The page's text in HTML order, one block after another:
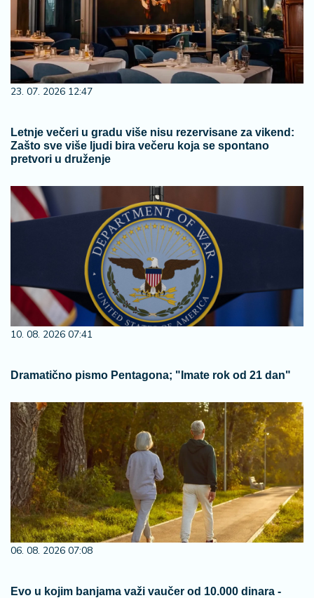
23. 07. 2026 12:47
Letnje večeri u gradu više nisu rezervisane za vikend:
Zašto sve više ljudi bira večeru koja se spontano
pretvori u druženje
10. 08. 2026 07:41
Dramatično pismo Pentagona; "Imate rok od 21 dan"
06. 08. 2026 07:08
Evo u kojim banjama važi vaučer od 10.000 dinara -